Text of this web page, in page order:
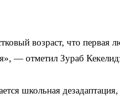
возраст, что первая
— отметил Зураб
школьная